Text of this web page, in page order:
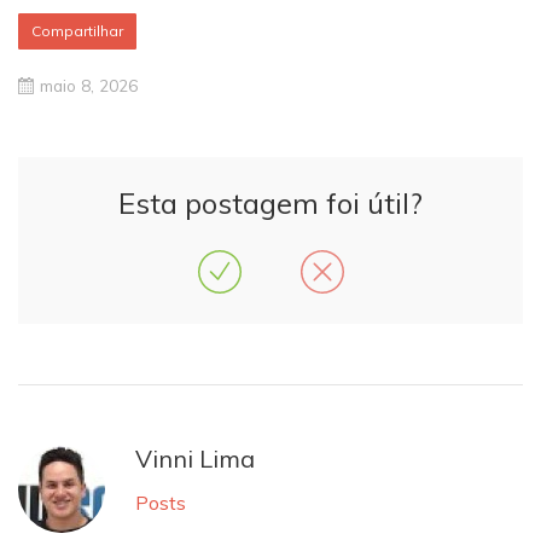
Compartilhar
maio 8, 2026
Esta postagem foi útil?
Vinni Lima
Posts